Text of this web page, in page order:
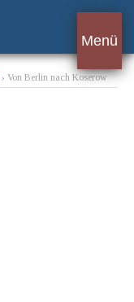
Menü
› Von Berlin nach Koserow